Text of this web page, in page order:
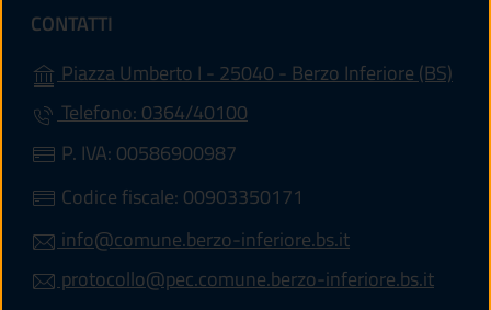
CONTATTI
Piazza Umberto I - 25040 - Berzo Inferiore (BS)
Telefono: 0364/40100
P. IVA: 00586900987
Codice fiscale: 00903350171
info@comune.berzo-inferiore.bs.it
protocollo@pec.comune.berzo-inferiore.bs.it